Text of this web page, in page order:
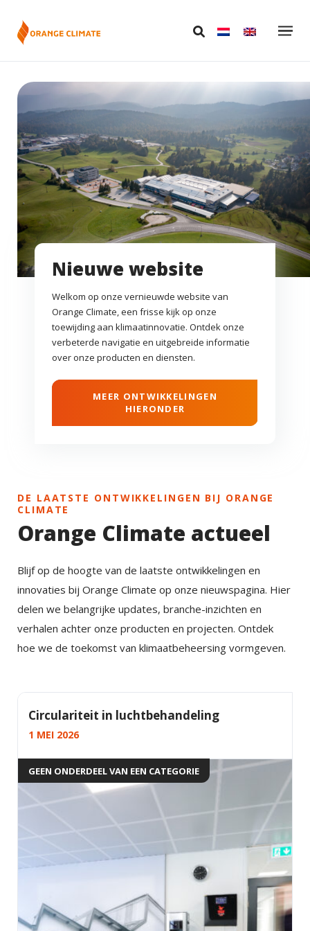
DE LAATSTE ONTWIKKELINGEN BIJ ORANGE
CLIMATE
Orange Climate actueel
Blijf op de hoogte van de laatste ontwikkelingen en
innovaties bij Orange Climate op onze nieuwspagina. Hier
delen we belangrijke updates, branche-inzichten en
verhalen achter onze producten en projecten. Ontdek
hoe we de toekomst van klimaatbeheersing vormgeven.
Nieuwe website
Welkom op onze vernieuwde website van
Orange Climate, een frisse kijk op onze
toewijding aan klimaatinnovatie. Ontdek onze
verbeterde navigatie en uitgebreide informatie
over onze producten en diensten.
MEER ONTWIKKELINGEN
HIERONDER
Circulariteit in luchtbehandeling
1 MEI 2026
GEEN ONDERDEEL VAN EEN CATEGORIE